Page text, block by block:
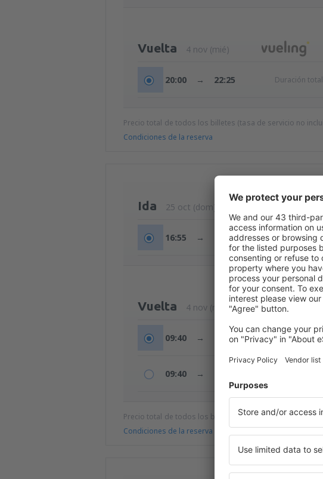
Vuelta 4 nov (mié)
20:00 → 22:25 Duración
Precio total de todos los billetes (tasa de servicio no
Condiciones de la reserva
Ida 25 oct (dom)
16:55 → 19:15 Duración
Vuelta 4 nov (mié)
09:40 → 14:50 Duración
09:40 →
Precio total de todos los billetes (tasa de servicio no
Condiciones de la reserva